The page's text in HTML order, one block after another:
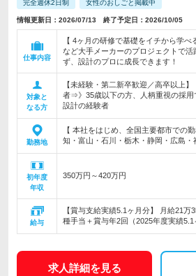
完全週休2日制 女性のおしごと掲載中
情報更新日：2026/07/13 終了予定日：2026/10/05
仕事内容
【 4ヶ月の研修で基礎をイチから学
など大手メーカーのプロジェクトで
ず、設計のプロに成長できます！
対象と
なる方
【未経験・第二新卒歓迎／高卒以上
者⇒》35歳以下の方、人柄重視の採
設計の経験者
勤務地
【 本社をはじめ、全国主要都市での
知・富山・石川・栃木・静岡・広島・
初年度
年収
350万円～420万円
給与
【賞与支給実績5.1ヶ月分】 月給21万
種手当＋賞与年2回（2025年度実績5.1
求人詳細を見る